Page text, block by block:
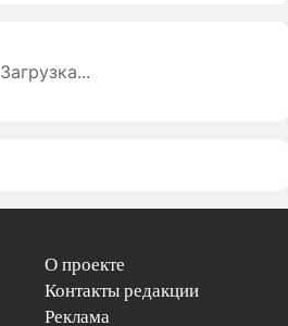
Загрузка...
О проекте
Контакты редакции
Реклама